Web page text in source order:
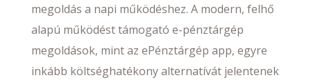
megoldás a napi működéshez. A modern, felhő
alapú működést támogató e-pénztárgép
megoldások, mint az ePénztárgép app, egyre
inkább költséghatékony alternatívát jelentenek